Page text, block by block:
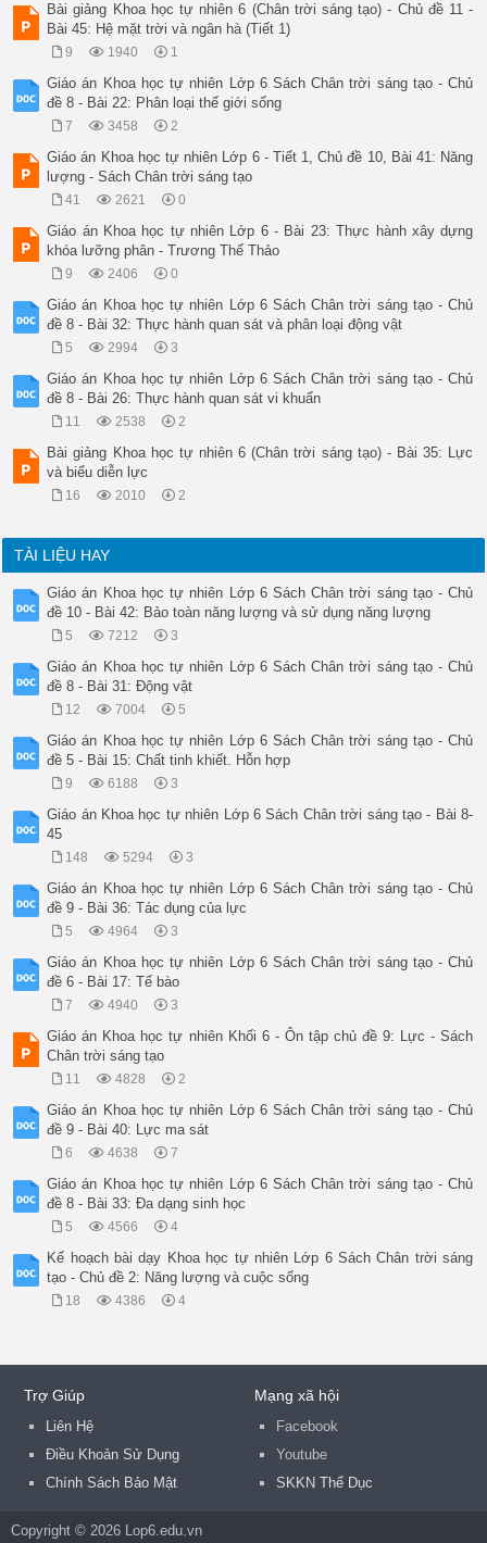
Bài giảng Khoa học tự nhiên 6 (Chân trời sáng tạo) - Chủ đề 11 -
Bài 45: Hệ mặt trời và ngân hà (Tiết 1)
9 1940 1
Giáo án Khoa học tự nhiên Lớp 6 Sách Chân trời sáng tạo - Chủ
đề 8 - Bài 22: Phân loại thế giới sống
7 3458 2
Giáo án Khoa học tự nhiên Lớp 6 - Tiết 1, Chủ đề 10, Bài 41: Năng
lượng - Sách Chân trời sáng tạo
41 2621 0
Giáo án Khoa học tự nhiên Lớp 6 - Bài 23: Thực hành xây dựng
khóa lưỡng phân - Trương Thế Thảo
9 2406 0
Giáo án Khoa học tự nhiên Lớp 6 Sách Chân trời sáng tạo - Chủ
đề 8 - Bài 32: Thực hành quan sát và phân loại động vật
5 2994 3
Giáo án Khoa học tự nhiên Lớp 6 Sách Chân trời sáng tạo - Chủ
đề 8 - Bài 26: Thực hành quan sát vi khuẩn
11 2538 2
Bài giảng Khoa học tự nhiên 6 (Chân trời sáng tạo) - Bài 35: Lực
và biểu diễn lực
16 2010 2
TÀI LIỆU HAY
Giáo án Khoa học tự nhiên Lớp 6 Sách Chân trời sáng tạo - Chủ
đề 10 - Bài 42: Bảo toàn năng lượng và sử dụng năng lượng
5 7212 3
Giáo án Khoa học tự nhiên Lớp 6 Sách Chân trời sáng tạo - Chủ
đề 8 - Bài 31: Động vật
12 7004 5
Giáo án Khoa học tự nhiên Lớp 6 Sách Chân trời sáng tạo - Chủ
đề 5 - Bài 15: Chất tinh khiết. Hỗn hợp
9 6188 3
Giáo án Khoa học tự nhiên Lớp 6 Sách Chân trời sáng tạo - Bài 8-
45
148 5294 3
Giáo án Khoa học tự nhiên Lớp 6 Sách Chân trời sáng tạo - Chủ
đề 9 - Bài 36: Tác dụng của lực
5 4964 3
Giáo án Khoa học tự nhiên Lớp 6 Sách Chân trời sáng tạo - Chủ
đề 6 - Bài 17: Tế bào
7 4940 3
Giáo án Khoa học tự nhiên Khối 6 - Ôn tập chủ đề 9: Lực - Sách
Chân trời sáng tạo
11 4828 2
Giáo án Khoa học tự nhiên Lớp 6 Sách Chân trời sáng tạo - Chủ
đề 9 - Bài 40: Lực ma sát
6 4638 7
Giáo án Khoa học tự nhiên Lớp 6 Sách Chân trời sáng tạo - Chủ
đề 8 - Bài 33: Đa dạng sinh học
5 4566 4
Kế hoạch bài dạy Khoa học tự nhiên Lớp 6 Sách Chân trời sáng
tạo - Chủ đề 2: Năng lượng và cuộc sống
18 4386 4
Trợ Giúp
Liên Hệ
Điều Khoản Sử Dụng
Chính Sách Bảo Mật
Mạng xã hội
Facebook
Youtube
SKKN Thể Dục
Copyright © 2026 Lop6.edu.vn